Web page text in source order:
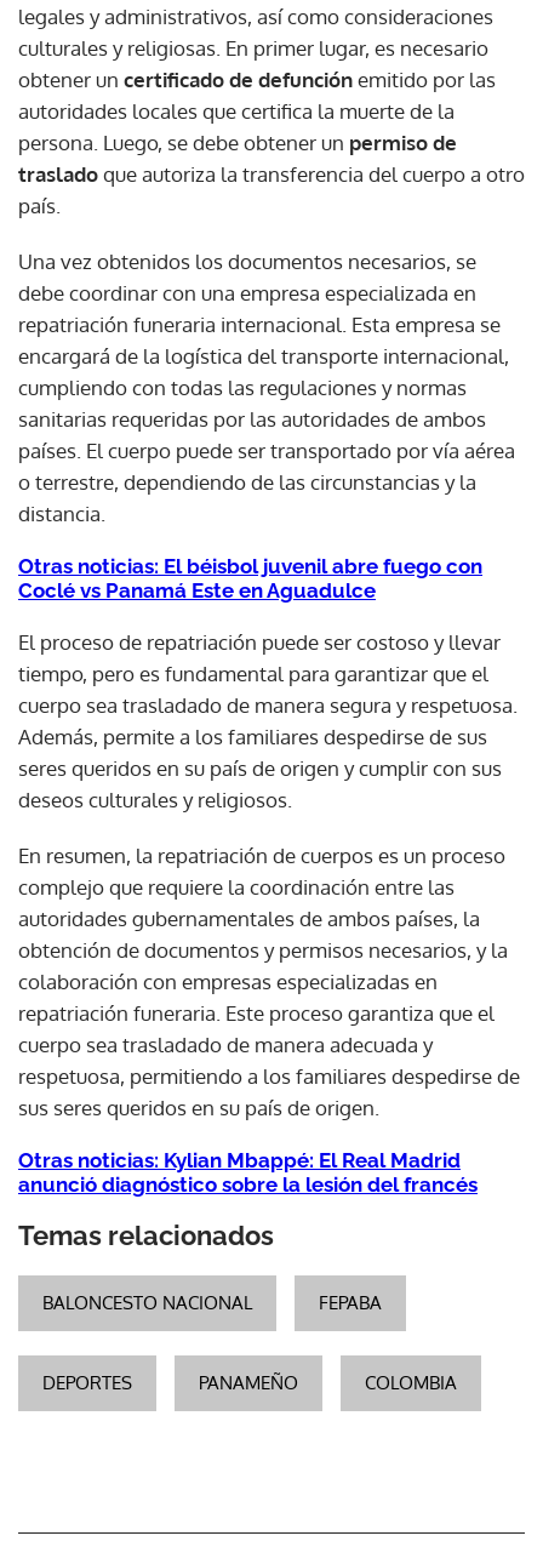
legales y administrativos, así como consideraciones
culturales y religiosas. En primer lugar, es necesario
obtener un certificado de defunciónemitido por las
autoridades locales que certifica la muerte de la
persona. Luego, se debe obtener un permiso de
trasladoque autoriza la transferencia del cuerpo a otro
país.
Una vez obtenidos los documentos necesarios, se
debe coordinar con una empresa especializada en
repatriación funeraria internacional. Esta empresa se
encargará de la logística del transporte internacional,
cumpliendo con todas las regulaciones y normas
sanitarias requeridas por las autoridades de ambos
países. El cuerpo puede ser transportado por vía aérea
o terrestre, dependiendo de las circunstancias y la
distancia.
Otras noticias: El béisbol juvenil abre fuego con
Coclé vs Panamá Este en Aguadulce
El proceso de repatriación puede ser costoso y llevar
tiempo, pero es fundamental para garantizar que el
cuerpo sea trasladado de manera segura y respetuosa.
Además, permite a los familiares despedirse de sus
seres queridos en su país de origen y cumplir con sus
deseos culturales y religiosos.
En resumen, la repatriación de cuerpos es un proceso
complejo que requiere la coordinación entre las
autoridades gubernamentales de ambos países, la
obtención de documentos y permisos necesarios, y la
colaboración con empresas especializadas en
repatriación funeraria. Este proceso garantiza que el
cuerpo sea trasladado de manera adecuada y
respetuosa, permitiendo a los familiares despedirse de
sus seres queridos en su país de origen.
Otras noticias: Kylian Mbappé: El Real Madrid
anunció diagnóstico sobre la lesión del francés
Temas relacionados
BALONCESTO NACIONAL FEPABA
DEPORTES PANAMEÑO COLOMBIA